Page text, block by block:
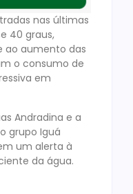
nas últimas
40 graus,
ao aumento das
o consumo de
em
Andradina e a
grupo Iguá
um alerta à
da água.